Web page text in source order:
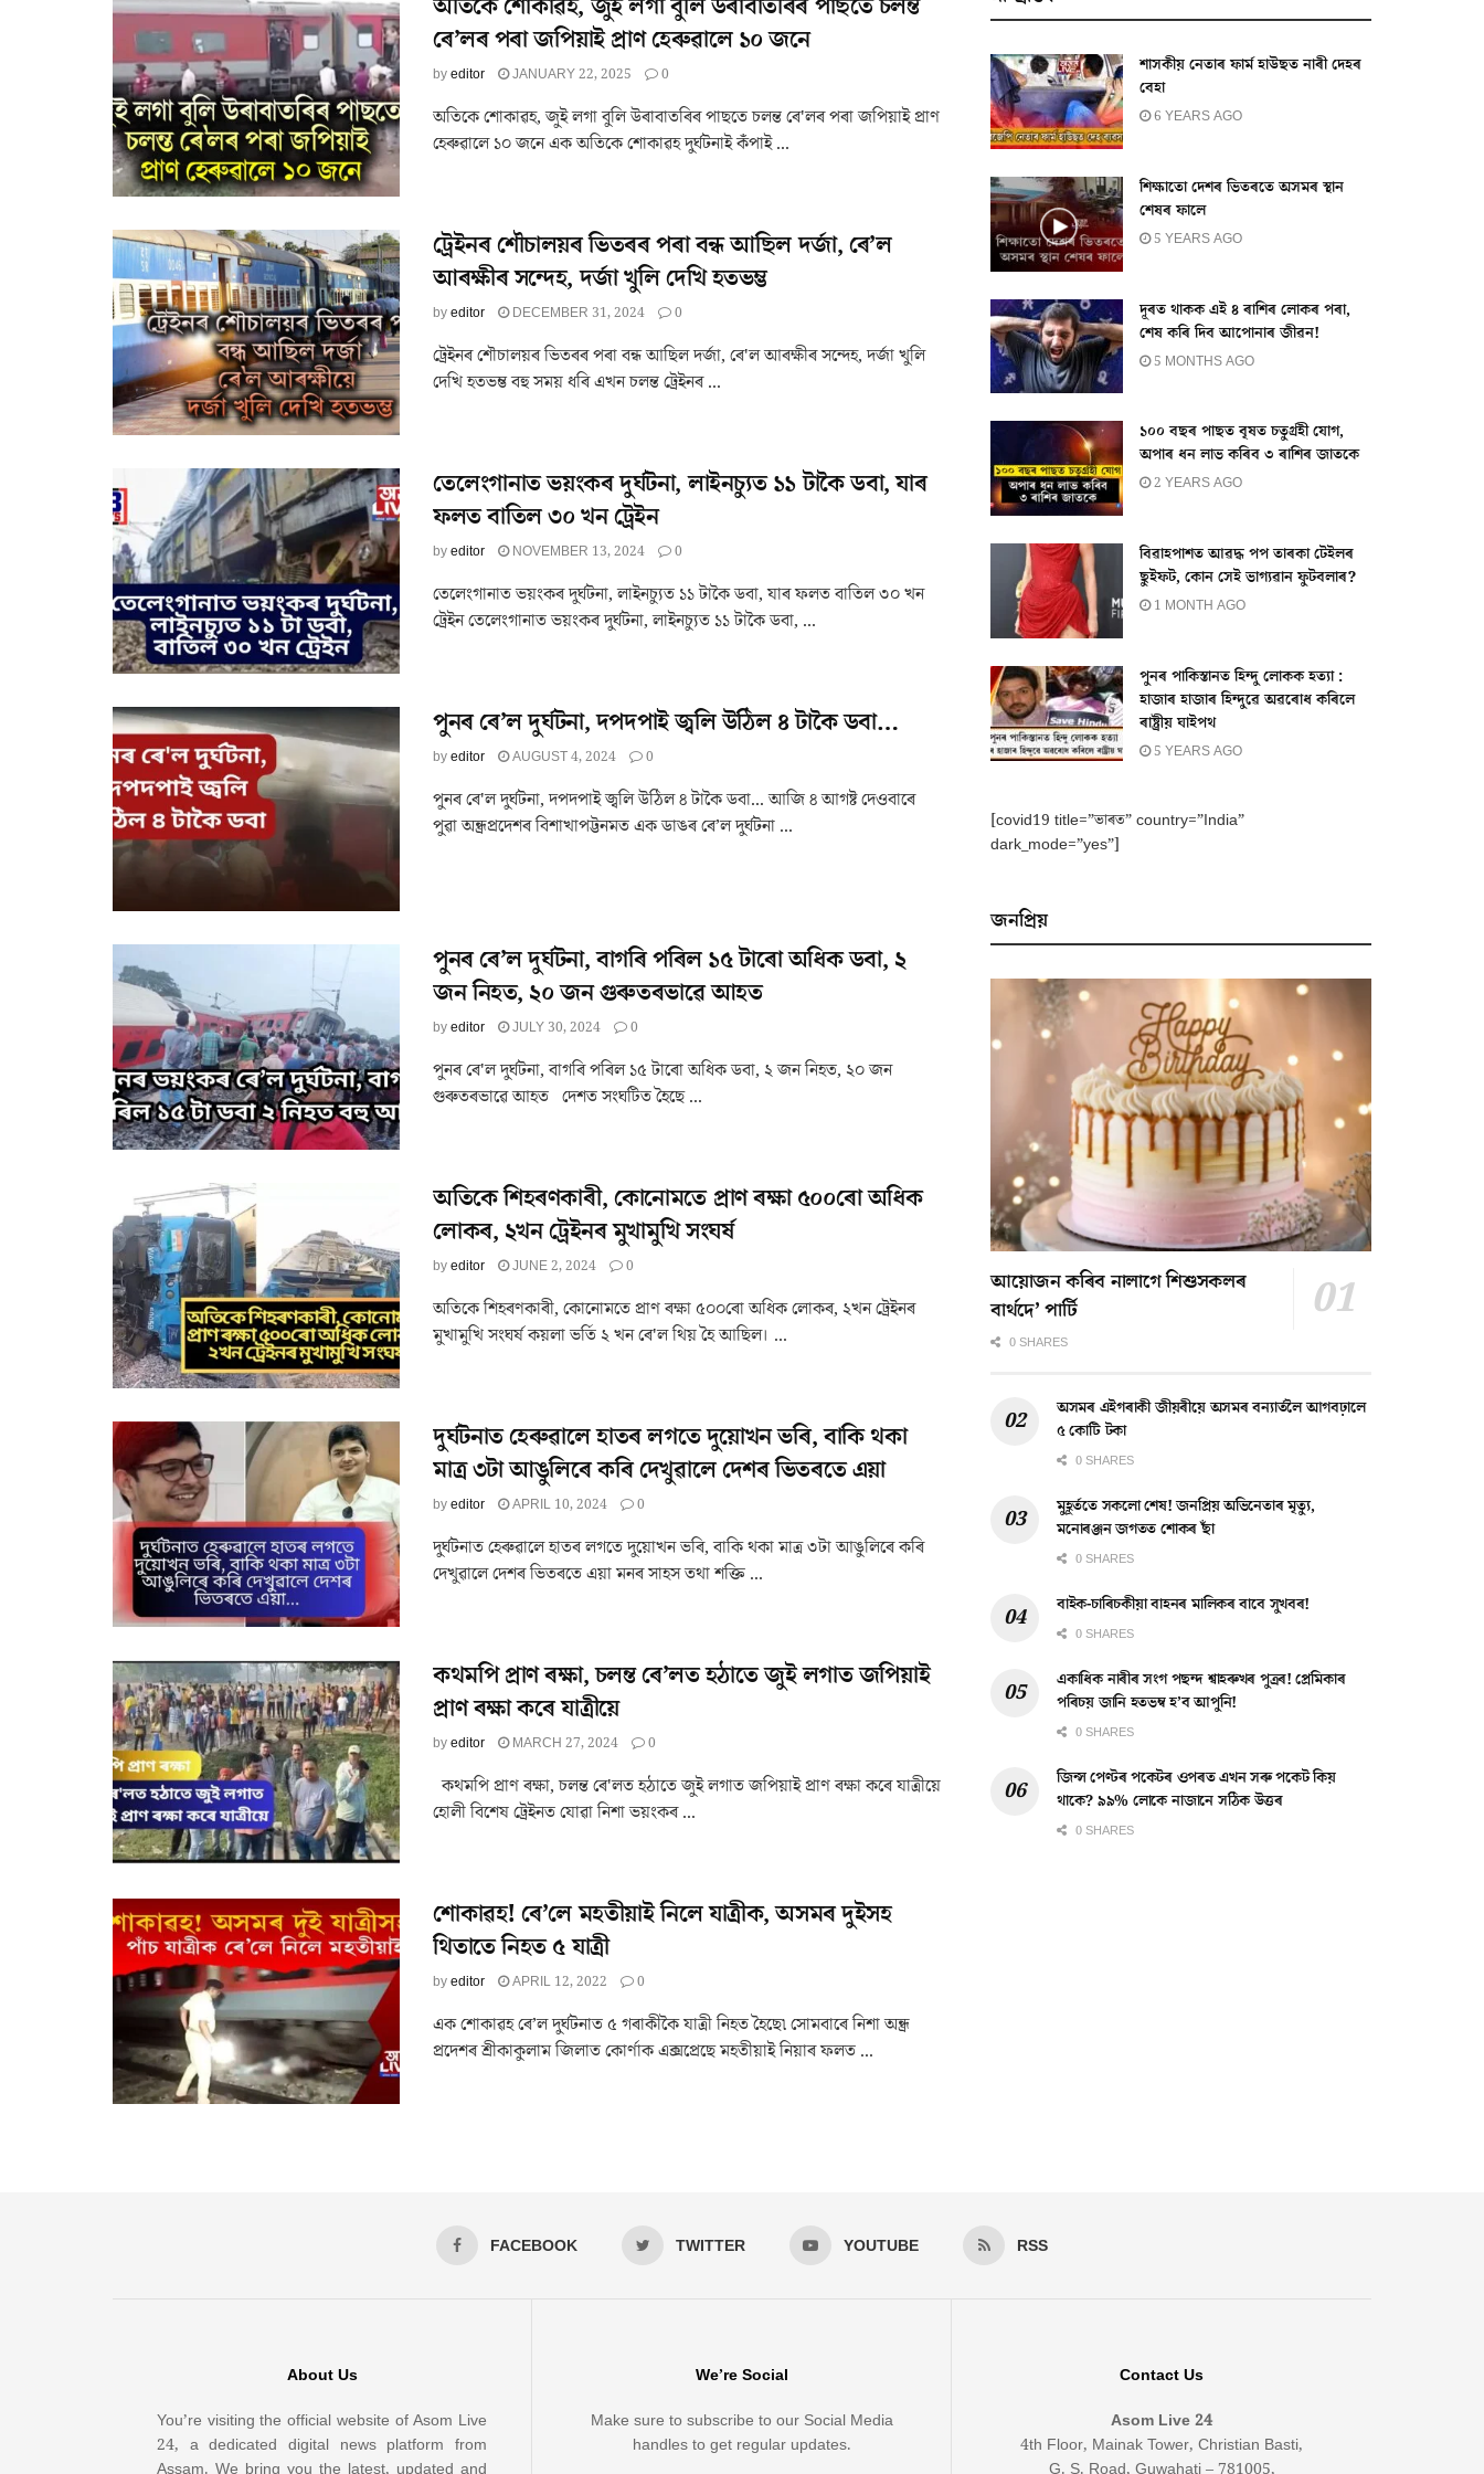
অতিকে শোকাৱহ, জুই লগা বুলি উৰাবাতৰিৰ পাছতে চলন্ত
ৰে’লৰ পৰা জপিয়াই প্ৰাণ হেৰুৱালে ১০ জনে
byeditor JANUARY 22, 2025 0
অতিকে শোকাৱহ, জুই লগা বুলি উৰাবাতৰিৰ পাছতে চলন্ত ৰে'লৰ পৰা জপিয়াই প্ৰাণ
হেৰুৱালে ১০ জনে এক অতিকে শোকাৱহ দুৰ্ঘটনাই কঁপাই ...
ট্ৰেইনৰ শৌচালয়ৰ ভিতৰৰ পৰা বন্ধ আছিল দৰ্জা, ৰে’ল
আৰক্ষীৰ সন্দেহ, দৰ্জা খুলি দেখি হতভম্ভ
byeditor DECEMBER 31, 2024 0
ট্ৰেইনৰ শৌচালয়ৰ ভিতৰৰ পৰা বন্ধ আছিল দৰ্জা, ৰে'ল আৰক্ষীৰ সন্দেহ, দৰ্জা খুলি
দেখি হতভম্ভ বহু সময় ধৰি এখন চলন্ত ট্ৰেইনৰ ...
তেলেংগানাত ভয়ংকৰ দুৰ্ঘটনা, লাইনচ্যুত ১১ টাকৈ ডবা, যাৰ
ফলত বাতিল ৩০ খন ট্ৰেইন
byeditor NOVEMBER 13, 2024 0
তেলেংগানাত ভয়ংকৰ দুৰ্ঘটনা, লাইনচ্যুত ১১ টাকৈ ডবা, যাৰ ফলত বাতিল ৩০ খন
ট্ৰেইন তেলেংগানাত ভয়ংকৰ দুৰ্ঘটনা, লাইনচ্যুত ১১ টাকৈ ডবা, ...
পুনৰ ৰে’ল দুৰ্ঘটনা, দপদপাই জ্বলি উঠিল ৪ টাকৈ ডবা…
byeditor AUGUST 4, 2024 0
পুনৰ ৰে'ল দুৰ্ঘটনা, দপদপাই জ্বলি উঠিল ৪ টাকৈ ডবা... আজি ৪ আগষ্ট দেওবাৰে
পুৱা অন্ধ্ৰপ্ৰদেশৰ বিশাখাপট্টনমত এক ডাঙৰ ৰে’ল দুৰ্ঘটনা ...
পুনৰ ৰে’ল দুৰ্ঘটনা, বাগৰি পৰিল ১৫ টাৰো অধিক ডবা, ২
জন নিহত, ২০ জন গুৰুতৰভাৱে আহত
byeditor JULY 30, 2024 0
পুনৰ ৰে'ল দুৰ্ঘটনা, বাগৰি পৰিল ১৫ টাৰো অধিক ডবা, ২ জন নিহত, ২০ জন
গুৰুতৰভাৱে আহত দেশত সংঘটিত হৈছে ...
অতিকে শিহৰণকাৰী, কোনোমতে প্ৰাণ ৰক্ষা ৫০০ৰো অধিক
লোকৰ, ২খন ট্ৰেইনৰ মুখামুখি সংঘৰ্ষ
byeditor JUNE 2, 2024 0
অতিকে শিহৰণকাৰী, কোনোমতে প্ৰাণ ৰক্ষা ৫০০ৰো অধিক লোকৰ, ২খন ট্ৰেইনৰ
মুখামুখি সংঘৰ্ষ কয়লা ভৰ্তি ২ খন ৰে'ল থিয় হৈ আছিল। ...
দুৰ্ঘটনাত হেৰুৱালে হাতৰ লগতে দুয়োখন ভৰি, বাকি থকা
মাত্ৰ ৩টা আঙুলিৰে কৰি দেখুৱালে দেশৰ ভিতৰতে এয়া
byeditor APRIL 10, 2024 0
দুৰ্ঘটনাত হেৰুৱালে হাতৰ লগতে দুয়োখন ভৰি, বাকি থকা মাত্ৰ ৩টা আঙুলিৰে কৰি
দেখুৱালে দেশৰ ভিতৰতে এয়া মনৰ সাহস তথা শক্তি ...
কথমপি প্ৰাণ ৰক্ষা, চলন্ত ৰে’লত হঠাতে জুই লগাত জপিয়াই
প্ৰাণ ৰক্ষা কৰে যাত্ৰীয়ে
byeditor MARCH 27, 2024 0
কথমপি প্ৰাণ ৰক্ষা, চলন্ত ৰে'লত হঠাতে জুই লগাত জপিয়াই প্ৰাণ ৰক্ষা কৰে যাত্ৰীয়ে
হোলী বিশেষ ট্ৰেইনত যোৱা নিশা ভয়ংকৰ ...
শোকাৱহ! ৰে’লে মহতীয়াই নিলে যাত্ৰীক, অসমৰ দুইসহ
থিতাতে নিহত ৫ যাত্ৰী
byeditor APRIL 12, 2022 0
এক শোকাৱহ ৰে’ল দুৰ্ঘটনাত ৫ গৰাকীকৈ যাত্ৰী নিহত হৈছে৷ সোমবাৰে নিশা অন্ধ্ৰ
প্ৰদেশৰ শ্ৰীকাকুলাম জিলাত কোৰ্ণাক এক্সপ্ৰেছে মহতীয়াই নিয়াৰ ফলত ...
শাসকীয় নেতাৰ ফার্ম হাউছত নাৰী দেহৰ
বেহা
6 YEARS AGO
শিক্ষাতো দেশৰ ভিতৰতে অসমৰ স্থান
শেষৰ ফালে
5 YEARS AGO
দূৰত থাকক এই ৪ ৰাশিৰ লোকৰ পৰা,
শেষ কৰি দিব আপোনাৰ জীৱন!
5 MONTHS AGO
১০০ বছৰ পাছত বৃষত চতুৰ্গ্ৰহী যোগ,
অপাৰ ধন লাভ কৰিব ৩ ৰাশিৰ জাতকে
2 YEARS AGO
বিৱাহপাশত আৱদ্ধ পপ তাৰকা টেইলৰ
ছুইফট, কোন সেই ভাগ্যৱান ফুটবলাৰ?
1 MONTH AGO
পুনৰ পাকিস্তানত হিন্দু লোকক হত্যা :
হাজাৰ হাজাৰ হিন্দুৱে অৱৰোধ কৰিলে
ৰাষ্ট্ৰীয় ঘাইপথ
5 YEARS AGO
[covid19 title=”ভাৰত” country=”India”
dark_mode=”yes”]
জনপ্ৰিয়
আয়োজন কৰিব নালাগে শিশুসকলৰ
বাৰ্থদে’ পাৰ্টি
0 SHARES
অসমৰ এইগৰাকী জীয়ৰীয়ে অসমৰ বন্যাৰ্তলৈ আগবঢ়ালে
৫ কোটি টকা
0 SHARES
মুহূৰ্ততে সকলো শেষ! জনপ্ৰিয় অভিনেতাৰ মৃত্যু,
মনোৰঞ্জন জগতত শোকৰ ছাঁ
0 SHARES
বাইক-চাৰিচকীয়া বাহনৰ মালিকৰ বাবে সুখবৰ!
0 SHARES
একাধিক নাৰীৰ সংগ পছন্দ শ্বাহৰুখৰ পুত্ৰৰ! প্ৰেমিকাৰ
পৰিচয় জানি হতভম্ব হ’ব আপুনি!
0 SHARES
জিন্স পেণ্টৰ পকেটৰ ওপৰত এখন সৰু পকেট কিয়
থাকে? ৯৯% লোকে নাজানে সঠিক উত্তৰ
0 SHARES
FACEBOOK TWITTER YOUTUBE RSS
About Us
You’re visiting the official website of Asom Live
24, a dedicated digital news platform from
Assam. We bring you the latest, updated and
We’re Social
Make sure to subscribe to our Social Media
handles to get regular updates.
Contact Us
Asom Live 24
4th Floor, Mainak Tower, Christian Basti,
G. S. Road, Guwahati – 781005,